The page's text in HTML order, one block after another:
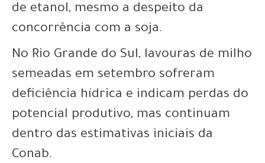
de etanol, mesmo a despeito da
concorrência com a soja.
No Rio Grande do Sul, lavouras de milho
semeadas em setembro sofreram
deficiência hídrica e indicam perdas do
potencial produtivo, mas continuam
dentro das estimativas iniciais da
Conab.